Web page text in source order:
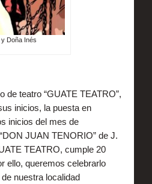
y Doña Inés
de teatro “GUATE TEATRO”,
inicios, la puesta en
inicios del mes de
JUAN TENORIO” de J.
TEATRO, cumple 20
ello, queremos celebrarlo
nuestra localidad